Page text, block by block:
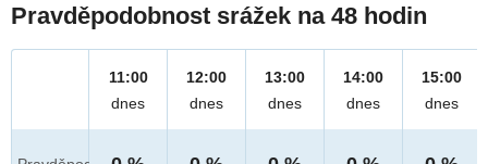
Pravděpodobnost srážek na 48 hodin
11:00
dnes
12:00
dnes
13:00
dnes
14:00
dnes
15:00
dnes